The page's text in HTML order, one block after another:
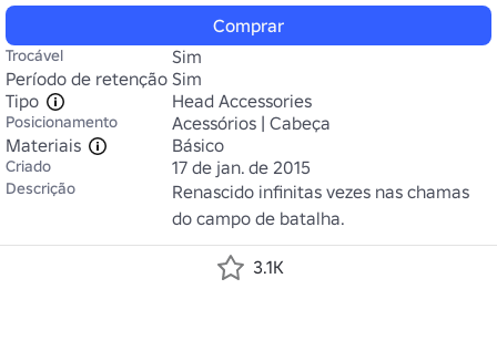
Comprar
Trocável
Sim
Período de retenção Sim
Tipo
Head Accessories
Posicionamento
Acessórios | Cabeça
Materiais
Básico
Criado 17 de jan. de 2015
Descrição
Renascido infinitas vezes nas chamas
do campo de batalha.
3.1K